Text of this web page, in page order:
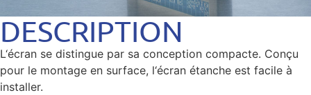
DESCRIPTION
L‘écran se distingue par sa conception compacte. Conçu
pour le montage en surface, l‘écran étanche est facile à
installer.